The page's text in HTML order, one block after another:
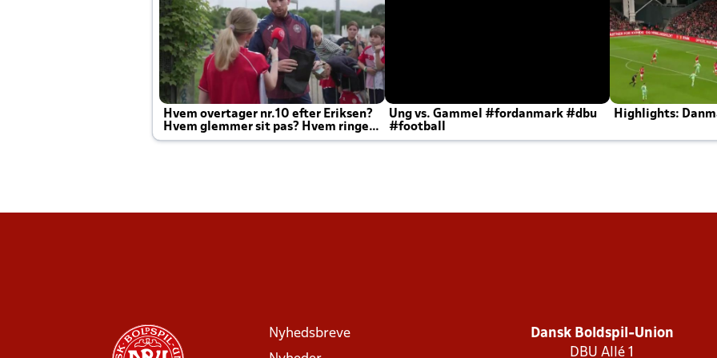
Hvem overtager nr.10 efter Eriksen?
Hvem glemmer sit pas? Hvem ringer
Joachim altid til efter kampe?
Ung vs. Gammel #fordanmark #dbu
#football
Highlights:
Nyhedsbreve
Dansk Boldspil-Union
DBU Allé 1